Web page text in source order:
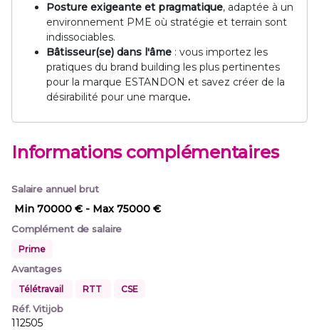
Posture exigeante et pragmatique, adaptée à un
environnement PME où stratégie et terrain sont
indissociables.
Bâtisseur(se) dans l'âme : vous importez les
pratiques du brand building les plus pertinentes
pour la marque ESTANDON et savez créer de la
désirabilité pour une marque.
Informations complémentaires
Salaire annuel brut
Min 70000 € - Max 75000 €
Complément de salaire
Prime
Avantages
Télétravail RTT CSE
Réf. Vitijob
112505